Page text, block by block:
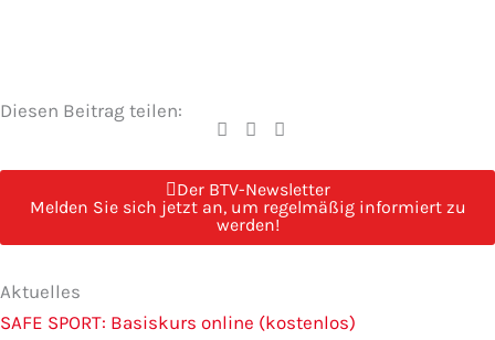
Diesen Beitrag teilen:
Der BTV-Newsletter
Melden Sie sich jetzt an, um regelmäßig informiert zu
werden!
Aktuelles
SAFE SPORT: Basiskurs online (kostenlos)